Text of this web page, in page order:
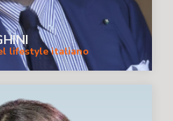
lifestyle italiano